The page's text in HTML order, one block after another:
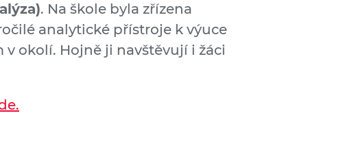
. Na škole byla zřízena
analytické přístroje k výuce
okolí. Hojně ji navštěvují i žáci